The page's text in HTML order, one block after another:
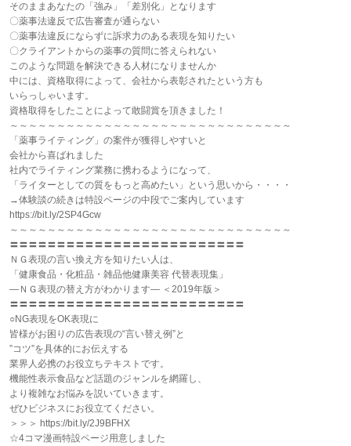
そのままあなたの「強み」「差別化」となります
〇薬事法違反で広告審査が通らない
〇薬事法違反にならずに訴求力のある表現を知りたい
〇クライアントからの薬事の質問に答えられない
このような問題を解決できる人材になりませんか
中には、資格取得によって、会社から表彰されたという方も
いらっしゃいます。
資格取得をしたことによって敢闘賞を頂きました！
～～～～～～～～～～～～～～～～～～～～～～～～～～～～～～
「薬事ライティング」の案件が獲得しやすいと
会社から喜ばれました
社内でライティング業務に携わるようになって、
「ライターとしての質をもっと高めたい」という思いから・・・・
→体験談の続きは特設ページの中段でご案内しています
https://bit.ly/2SP4Gcw
～～～～～～～～～～～～～～～～～～～～～～～～～～～～～～
〓〓〓〓〓〓〓〓〓〓〓〓〓〓〓〓〓〓〓〓〓〓〓〓〓
ＮＧ表現の言い換え方を知りたい人は、
「健康食品・化粧品・雑品他健康美容 代替表現集」
―ＮＧ表現の替え方がわかります― ＜2019年版＞
〓〓〓〓〓〓〓〓〓〓〓〓〓〓〓〓〓〓〓〓〓〓〓〓〓
○NG表現をOK表現に
皆様がお困りの広告表現の“言い替え例”と
”コツ”を具体的にお伝えする
業界人必携のお役立ちテキストです。
機能性表示食品など話題のジャンルを網羅し、
より複雑なお悩みを説いていきます。
ぜひビジネスにお役立てください。
＞＞＞ https://bit.ly/2J9BFHX
☆4コマ漫画特設ページ用意しました